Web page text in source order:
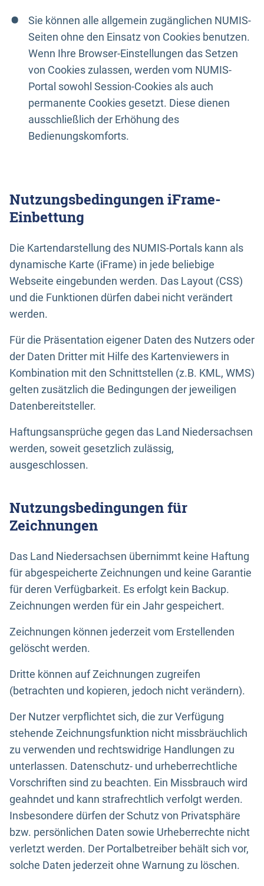
Sie können alle allgemein zugänglichen NUMIS-
Seiten ohne den Einsatz von Cookies benutzen.
Wenn Ihre Browser-Einstellungen das Setzen
von Cookies zulassen, werden vom NUMIS-
Portal sowohl Session-Cookies als auch
permanente Cookies gesetzt. Diese dienen
ausschließlich der Erhöhung des
Bedienungskomforts.
Nutzungsbedingungen iFrame-
Einbettung
Die Kartendarstellung des NUMIS-Portals kann als
dynamische Karte (iFrame) in jede beliebige
Webseite eingebunden werden. Das Layout (CSS)
und die Funktionen dürfen dabei nicht verändert
werden.
Für die Präsentation eigener Daten des Nutzers oder
der Daten Dritter mit Hilfe des Kartenviewers in
Kombination mit den Schnittstellen (z.B. KML, WMS)
gelten zusätzlich die Bedingungen der jeweiligen
Datenbereitsteller.
Haftungsansprüche gegen das Land Niedersachsen
werden, soweit gesetzlich zulässig,
ausgeschlossen.
Nutzungsbedingungen für
Zeichnungen
Das Land Niedersachsen übernimmt keine Haftung
für abgespeicherte Zeichnungen und keine Garantie
für deren Verfügbarkeit. Es erfolgt kein Backup.
Zeichnungen werden für ein Jahr gespeichert.
Zeichnungen können jederzeit vom Erstellenden
gelöscht werden.
Dritte können auf Zeichnungen zugreifen
(betrachten und kopieren, jedoch nicht verändern).
Der Nutzer verpflichtet sich, die zur Verfügung
stehende Zeichnungsfunktion nicht missbräuchlich
zu verwenden und rechtswidrige Handlungen zu
unterlassen. Datenschutz- und urheberrechtliche
Vorschriften sind zu beachten. Ein Missbrauch wird
geahndet und kann strafrechtlich verfolgt werden.
Insbesondere dürfen der Schutz von Privatsphäre
bzw. persönlichen Daten sowie Urheberrechte nicht
verletzt werden. Der Portalbetreiber behält sich vor,
solche Daten jederzeit ohne Warnung zu löschen.